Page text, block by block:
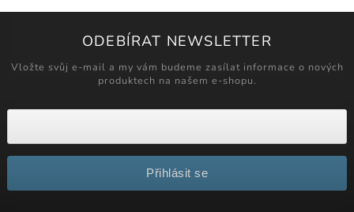
ODEBÍRAT NEWSLETTER
Vložte svůj e-mail a my vám budeme zasílat informace o nových
produktech na našem e-shopu.
Přihlásit se